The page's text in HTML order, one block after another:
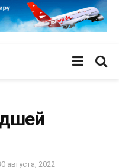
августа, 2022